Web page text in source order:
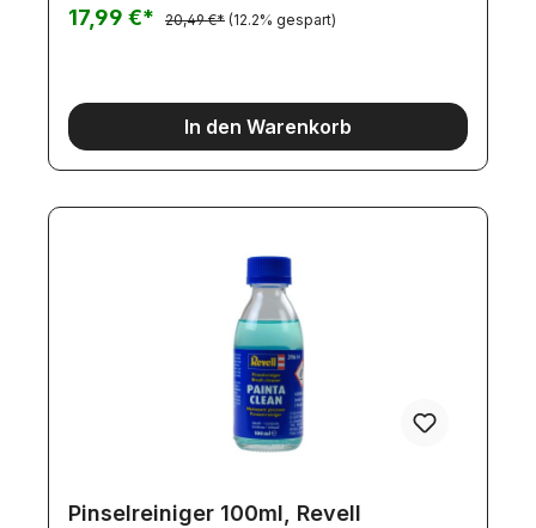
17,99 €* 20,49 €* (12.2% gespart)
In den Warenkorb
Pinselreiniger 100ml, Revell